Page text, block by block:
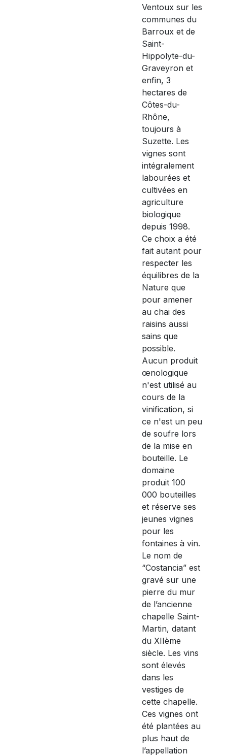
Ventoux sur les
communes du
Barroux et de
Saint-
Hippolyte-du-
Graveyron et
enfin, 3
hectares de
Côtes-du-
Rhône,
toujours à
Suzette. Les
vignes sont
intégralement
labourées et
cultivées en
agriculture
biologique
depuis 1998.
Ce choix a été
fait autant pour
respecter les
équilibres de la
Nature que
pour amener
au chai des
raisins aussi
sains que
possible.
Aucun produit
œnologique
n'est utilisé au
cours de la
vinification, si
ce n'est un peu
de soufre lors
de la mise en
bouteille. Le
domaine
produit 100
000 bouteilles
et réserve ses
jeunes vignes
pour les
fontaines à vin.
Le nom de
“Costancia” est
gravé sur une
pierre du mur
de l’ancienne
chapelle Saint-
Martin, datant
du XIIème
siècle. Les vins
sont élevés
dans les
vestiges de
cette chapelle.
Ces vignes ont
été plantées au
plus haut de
l’appellation